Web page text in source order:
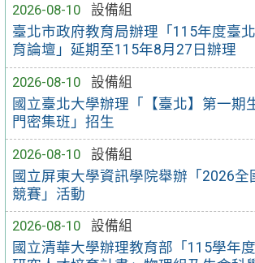
2026-08-10
設備組
臺北市政府教育局辦理「115年度臺
育論壇」延期至115年8月27日辦理
2026-08-10
設備組
國立臺北大學辦理「【臺北】第一期
門密集班」招生
2026-08-10
設備組
國立屏東大學資訊學院舉辦「2026全
競賽」活動
2026-08-10
設備組
國立清華大學辦理教育部「115學年